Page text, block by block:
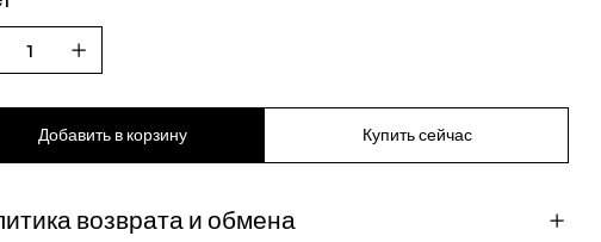
Добавить в корзину Купить сейчас
возврата и обмена